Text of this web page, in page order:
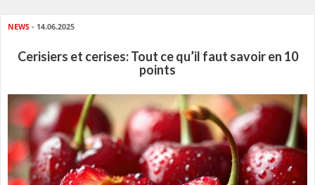
NEWS - 14.06.2025
Cerisiers et cerises: Tout ce qu’il faut savoir en 10
points